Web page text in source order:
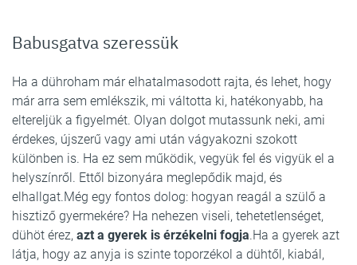
Babusgatva szeressük
Ha a dühroham már elhatalmasodott rajta, és lehet, hogy
már arra sem emlékszik, mi váltotta ki, hatékonyabb, ha
eltereljük a figyelmét. Olyan dolgot mutassunk neki, ami
érdekes, újszerű vagy ami után vágyakozni szokott
különben is. Ha ez sem működik, vegyük fel és vigyük el a
helyszínről. Ettől bizonyára meglepődik majd, és
elhallgat.Még egy fontos dolog: hogyan reagál a szülő a
hisztiző gyermekére? Ha nehezen viseli, tehetetlenséget,
dühöt érez, azt a gyerek is érzékelni fogja.Ha a gyerek azt
látja, hogy az anyja is szinte toporzékol a dühtől, kiabál,